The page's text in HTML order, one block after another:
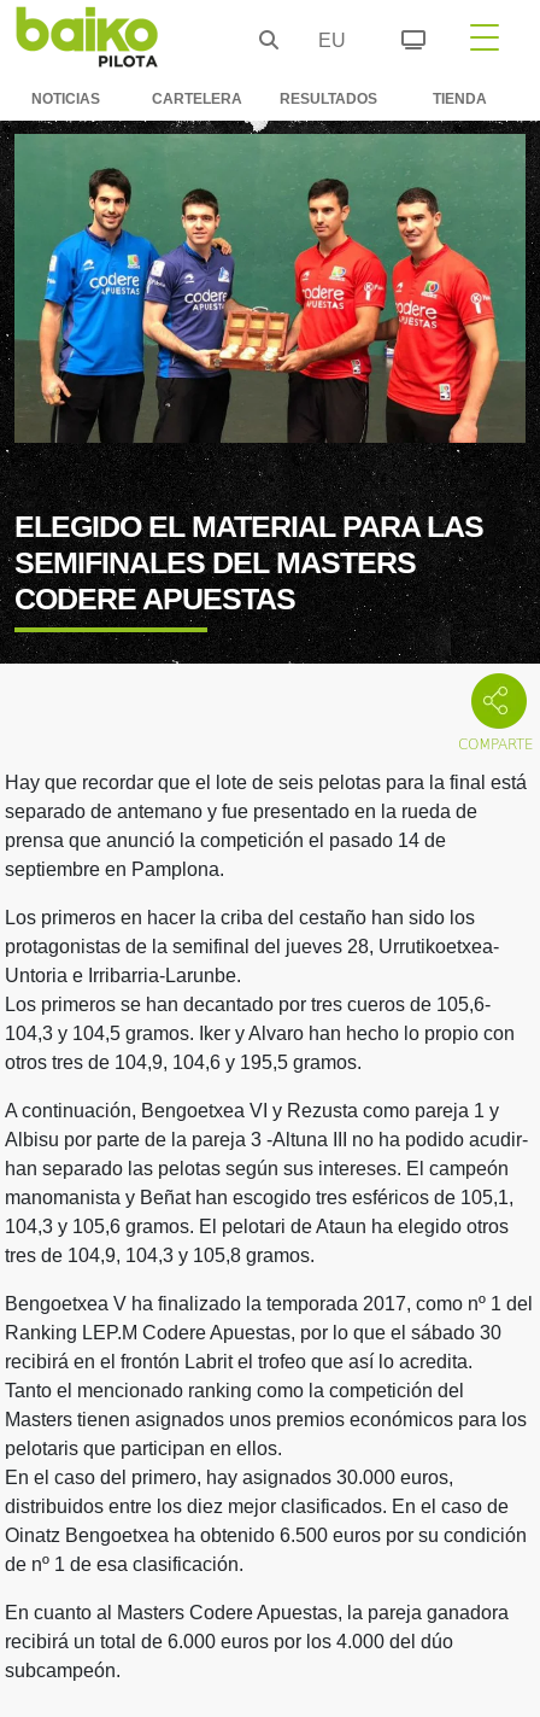
EU
NOTICIAS CARTELERA RESULTADOS TIENDA
ELEGIDO EL MATERIAL PARA LAS
SEMIFINALES DEL MASTERS
CODERE APUESTAS
Hay que recordar que el lote de seis pelotas para la final está
separado de antemano y fue presentado en la rueda de
prensa que anunció la competición el pasado 14 de
septiembre en Pamplona.
Los primeros en hacer la criba del cestaño han sido los
protagonistas de la semifinal del jueves 28, Urrutikoetxea-
Untoria e Irribarria-Larunbe.
Los primeros se han decantado por tres cueros de 105,6-
104,3 y 104,5 gramos. Iker y Alvaro han hecho lo propio con
otros tres de 104,9, 104,6 y 195,5 gramos.
A continuación, Bengoetxea VI y Rezusta como pareja 1 y
Albisu por parte de la pareja 3 -Altuna III no ha podido acudir-
han separado las pelotas según sus intereses. El campeón
manomanista y Beñat han escogido tres esféricos de 105,1,
104,3 y 105,6 gramos. El pelotari de Ataun ha elegido otros
tres de 104,9, 104,3 y 105,8 gramos.
Bengoetxea V ha finalizado la temporada 2017, como nº 1 del
Ranking LEP.M Codere Apuestas, por lo que el sábado 30
recibirá en el frontón Labrit el trofeo que así lo acredita.
Tanto el mencionado ranking como la competición del
Masters tienen asignados unos premios económicos para los
pelotaris que participan en ellos.
En el caso del primero, hay asignados 30.000 euros,
distribuidos entre los diez mejor clasificados. En el caso de
Oinatz Bengoetxea ha obtenido 6.500 euros por su condición
de nº 1 de esa clasificación.
En cuanto al Masters Codere Apuestas, la pareja ganadora
recibirá un total de 6.000 euros por los 4.000 del dúo
subcampeón.